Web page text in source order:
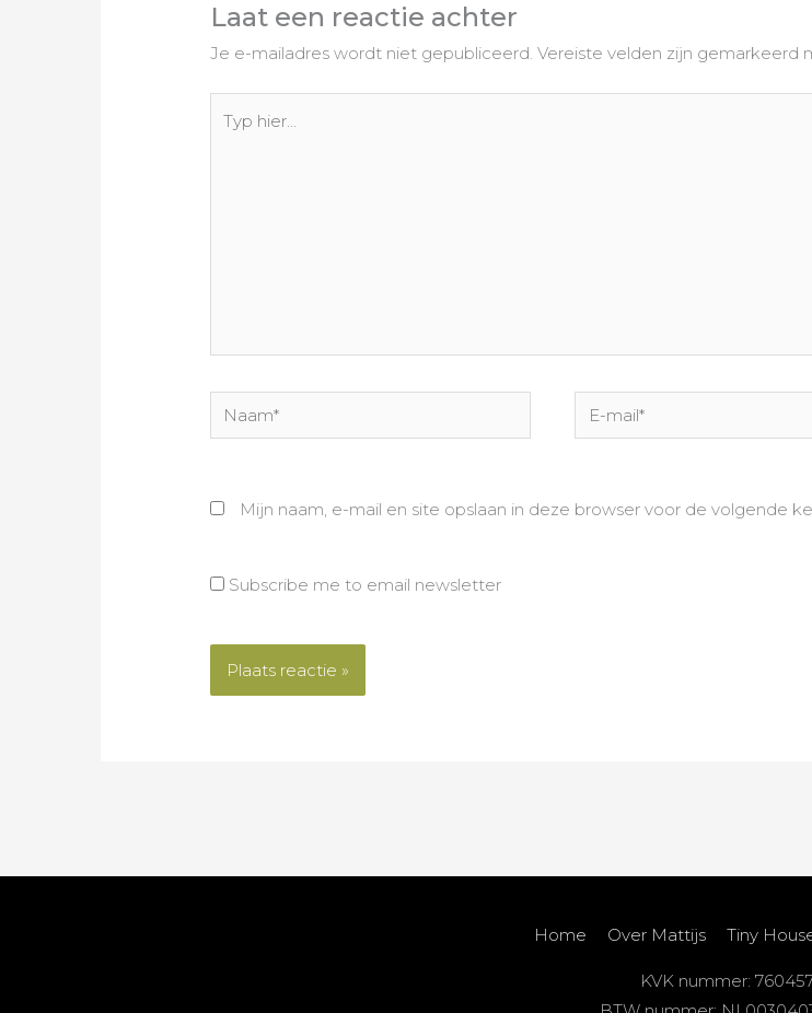
Laat een reactie achter
Je e-mailadres wordt niet gepubliceerd. Vereiste velden zijn gemarkeerd
hier...
Naam*
E-
mail*
Mijn naam, e-mail en site opslaan in deze browser voor de volgende
Subscribe me to email newsletter
Home Over Mattijs Tiny
KVK nummer: